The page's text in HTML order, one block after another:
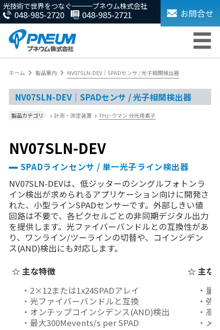
光技術で世界をつなぐ プネウム株式会社
048-985-2720 048-985-2721 お問合せ
ホーム 製品案内 NV07SLN-DEV｜SPADセンサ / 光子相関検出器
NV07SLN-DEV｜SPADセンサ / 光子相関検出器
製品カテゴリ 計測・測定装置 THz･ラマン 分光用素子
NV07SLN-DEV
SPADラインセンサ / 単一光子ライン検出器
NV07SLN-DEVは、低ジッターのシングルフォトンラ
イン検出が求められるアプリケーション向けに開発さ
れた、小型ラインSPADセンサーです。外部しきい値
回路は不要で、各ピクセルごとの非同期デジタル出力
を提供します。光ファイバーバンドルとの互換性があ
り、ワンライン/ツーラインの切替や、コインシデン
ス(AND)検出にも対応します。
☆ 主な特徴
2×12または1x24SPADアレイ
光ファイバーバンドルと互換
オンチップコインシデンス(AND)検出
最大300Mevents/s per SPAD
☆ 主な
量
強
高
メ